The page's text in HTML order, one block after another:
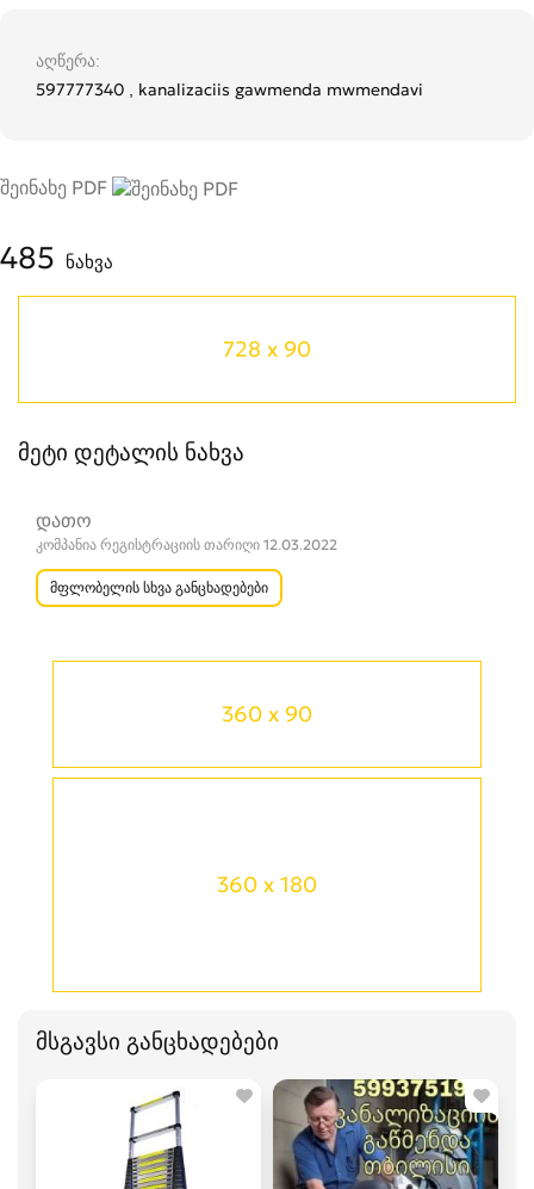
360 x 90
360 x 180
მსგავსი განცხადებები
აღწერა
597777340 , kanalizaciis gawmenda mwmendavi
შეინახე PDF
485 ნახვა
728 x 90
მეტი დეტალის ნახვა
დათო
კომპანია რეგისტრაციის თარიღი 12.03.2022
მფლობელის სხვა განცხადებები